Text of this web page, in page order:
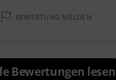
BEWERTUNG MELDEN
Bewertungen lesen